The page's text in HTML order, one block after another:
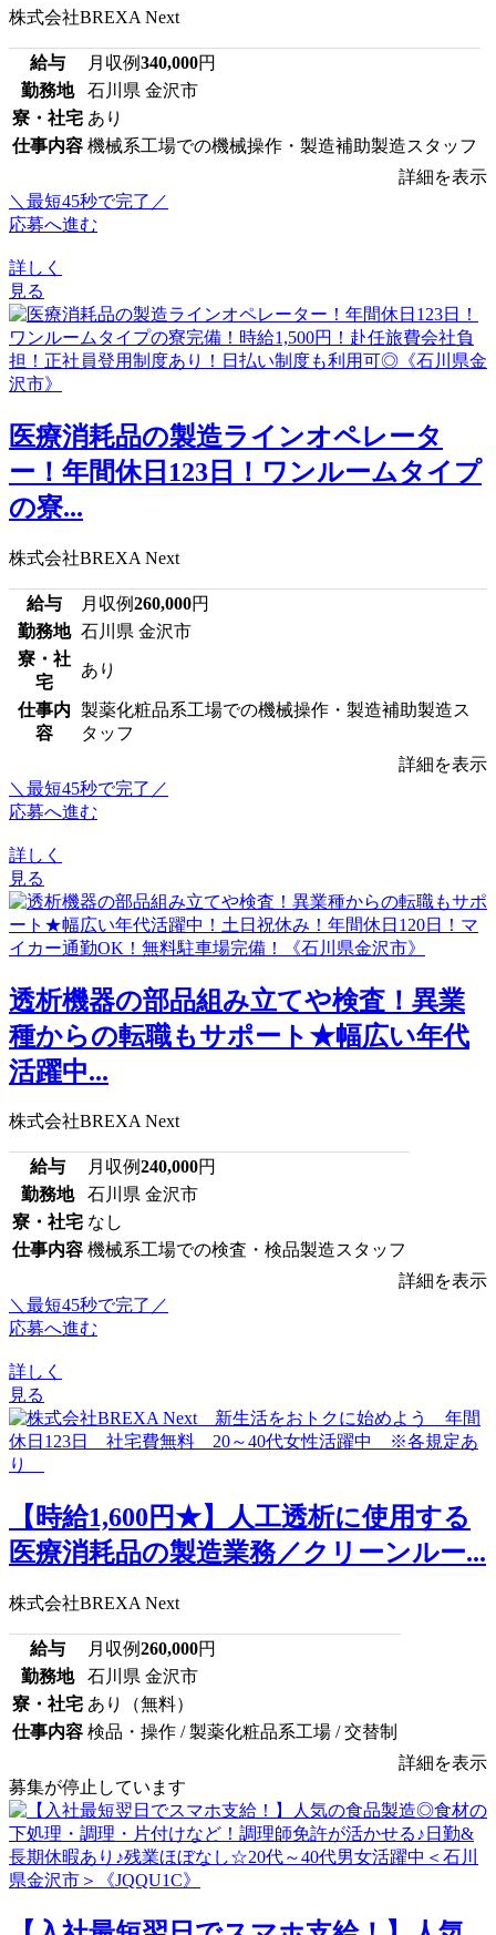
株式会社BREXA Next
給与 月収例340,000円
勤務地
石川県 金沢市
寮・社宅 あり
仕事内容 機械系工場での機械操作・製造補助製造スタッフ
詳細を表示
＼最短45秒で完了／
応募へ進む
詳しく
見る
医療消耗品の製造ラインオペレータ
ー！年間休日123日！ワンルームタイプ
の寮...
株式会社BREXA Next
給与 月収例260,000円
勤務地 石川県 金沢市
寮・社
宅
あり
仕事内
容
製薬化粧品系工場での機械操作・製造補助製造ス
タッフ
詳細を表示
＼最短45秒で完了／
応募へ進む
詳しく
見る
透析機器の部品組み立てや検査！異業
種からの転職もサポート★幅広い年代
活躍中...
株式会社BREXA Next
給与 月収例240,000円
勤務地
石川県 金沢市
寮・社宅 なし
仕事内容 機械系工場での検査・検品製造スタッフ
詳細を表示
＼最短45秒で完了／
応募へ進む
詳しく
見る
【時給1,600円★】人工透析に使用する
医療消耗品の製造業務／クリーンルー...
株式会社BREXA Next
給与 月収例260,000円
勤務地
石川県 金沢市
寮・社宅 あり（無料）
仕事内容 検品・操作 / 製薬化粧品系工場 / 交替制
詳細を表示
募集が停止しています